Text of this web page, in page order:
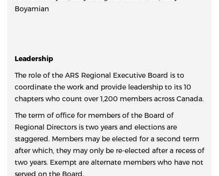
Boyamian
Leadership
The role of the ARS Regional Executive Board is to
coordinate the work and provide leadership to its 10
chapters who count over 1,200 members across Canada.
The term of office for members of the Board of
Regional Directors is two years and elections are
staggered. Members may be elected for a second term
after which, they may only be re-elected after a recess of
two years. Exempt are alternate members who have not
served on the Board.